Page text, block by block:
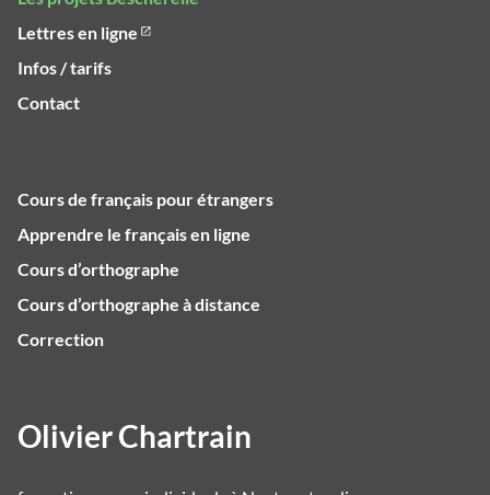
Lettres en ligne
Infos / tarifs
Contact
Cours de français pour étrangers
Apprendre le français en ligne
Cours d’orthographe
Cours d’orthographe à distance
Correction
Olivier Chartrain